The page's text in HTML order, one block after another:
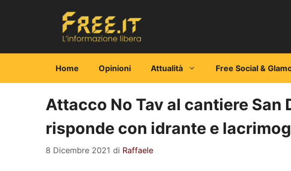
Home Opinioni Attualità Free Social &
Attacco No Tav al cantiere San
risponde con idrante e
8 Dicembre 2021 di Raffaele